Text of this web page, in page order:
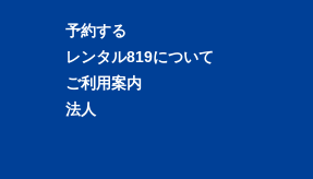
予約する
バイクを探す
店舗を探す
レンタル819について
料金表
ご利用案内
法人